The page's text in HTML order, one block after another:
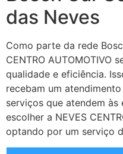
das Neves
Como parte da rede
CENTRO AUTOMOTIVO
qualidade e eficiência.
recebam um
serviços que atendem
escolher a NEVES
optando por um serviço